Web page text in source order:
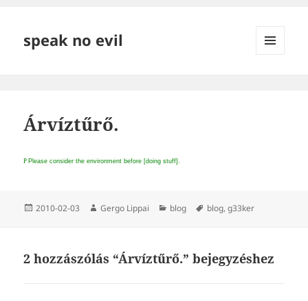
speak no evil
Árvíztűrő.
P Please consider the environment before [doing stuff].
Közzétéve
2010-02-03 Szerző
Gergo Lippai Kategória
blog Címke
blog,g33ker
2 hozzászólás “Árvíztűrő.” bejegyzéshez